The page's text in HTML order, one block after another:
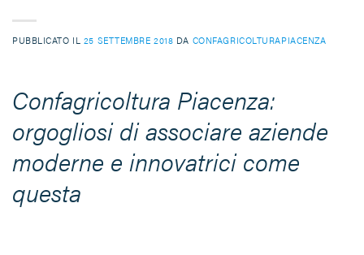
PUBBLICATO IL 25 SETTEMBRE 2018 DA CONFAGRICOLTURAPIACENZA
Confagricoltura Piacenza:
orgogliosi di associare aziende
moderne e innovatrici come
questa